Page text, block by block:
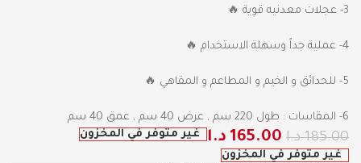
3- عجلات معدنيه قوية 🔥
4- عملية جداً وسهلة الاستخدام 🔥
5- للحدائق و الخيم و المطاعم و المقاهي 🔥
6- المقاسات : طول 220 سم , عرض 40 سم , عمق 40 سم
185.00 د.ا 165.00 د.ا
غير متوفر في المخزون
غير متوفر في المخزون